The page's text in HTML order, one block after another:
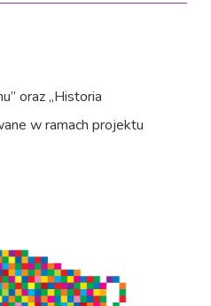
oraz „Historia
w ramach projektu